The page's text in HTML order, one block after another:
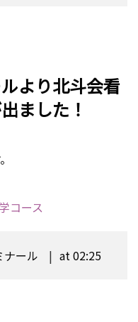
より北斗会看
ました！
コース
ナール at 02:25